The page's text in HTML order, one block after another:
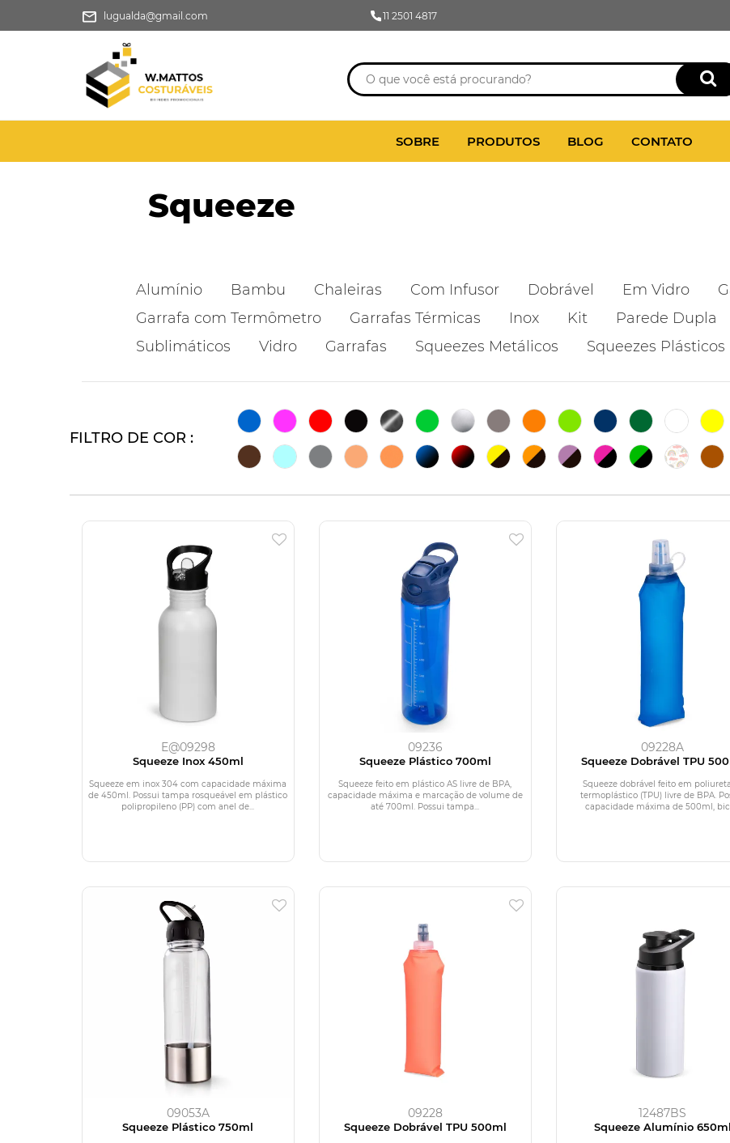
lugualda@gmail.com 11 2501 4817
SOBRE PRODUTOS BLOG CONTATO
Squeeze
Alumínio Bambu Chaleiras Com Infusor Dobrável Em Vidro
Garrafa com Termômetro
Garrafas Térmicas Inox Kit Parede Dupla
Sublimáticos
Vidro Garrafas Squeezes Metálicos Squeezes Plásticos
FILTRO DE COR :
E@09298
Squeeze Inox 450ml
Squeeze em inox 304 com capacidade máxima
de 450ml. Possui tampa rosqueável em plástico
polipropileno (PP) com anel de...
09236
Squeeze Plástico 700ml
Squeeze feito em plástico AS livre de BPA,
capacidade máxima e marcação de volume de
até 700ml. Possui tampa...
09228A
Squeeze Dobrável TPU
Squeeze dobrável feito em
termoplástico (TPU) livre de BPA.
capacidade máxima de 500ml,
09053A
Squeeze Plástico 750ml
09228
Squeeze Dobrável TPU 500ml
12487BS
Squeeze Alumínio 650ml